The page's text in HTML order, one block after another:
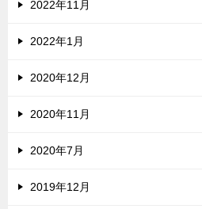
2022年11月
2022年1月
2020年12月
2020年11月
2020年7月
2019年12月